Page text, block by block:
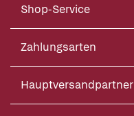
Shop-Service
Zahlungsarten
Hauptversandpartner